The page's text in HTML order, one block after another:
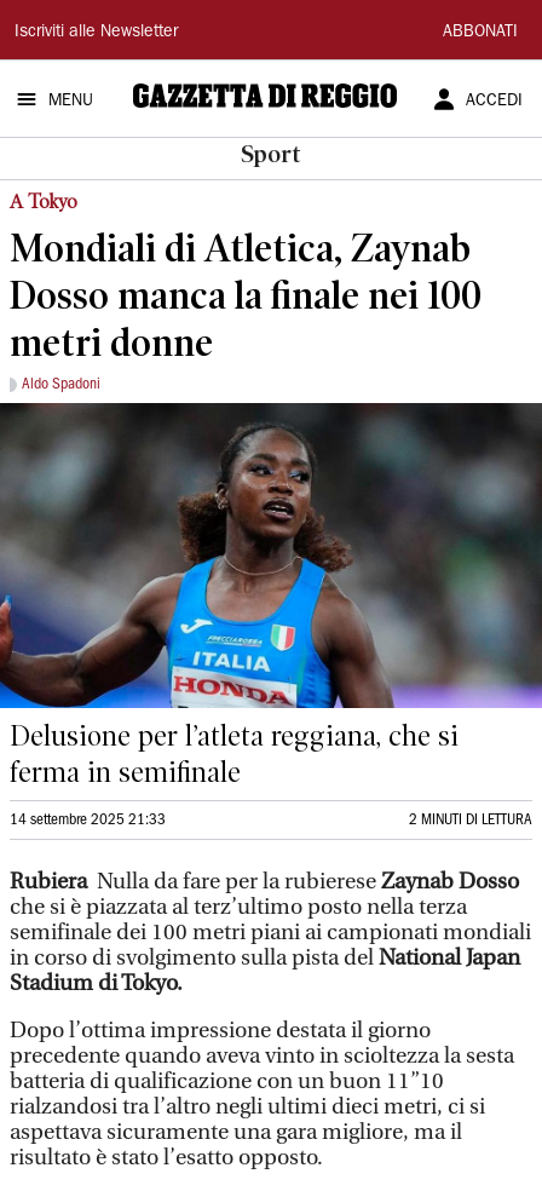
Gazzetta
di
Reggio
Iscriviti alle Newsletter ABBONATI
MENU ACCEDI
Sport
A Tokyo
Mondiali di Atletica, Zaynab
Dosso manca la finale nei 100
metri donne
Aldo Spadoni
Delusione per l’atleta reggiana, che si
ferma in semifinale
14 settembre 2025 21:33 2 MINUTI DI LETTURA
Rubiera Nulla da fare per la rubiereseZaynab Dosso
che si è piazzata al terz’ultimo posto nella terza
semifinale dei 100 metri piani ai campionati mondiali
in corso di svolgimento sulla pista delNational Japan
Stadium di Tokyo.
Dopo l’ottima impressione destata il giorno
precedente quando aveva vinto in scioltezza la sesta
batteria di qualificazione con un buon 11”10
rialzandosi tra l’altro negli ultimi dieci metri, ci si
aspettava sicuramente una gara migliore, ma il
risultato è stato l’esatto opposto.